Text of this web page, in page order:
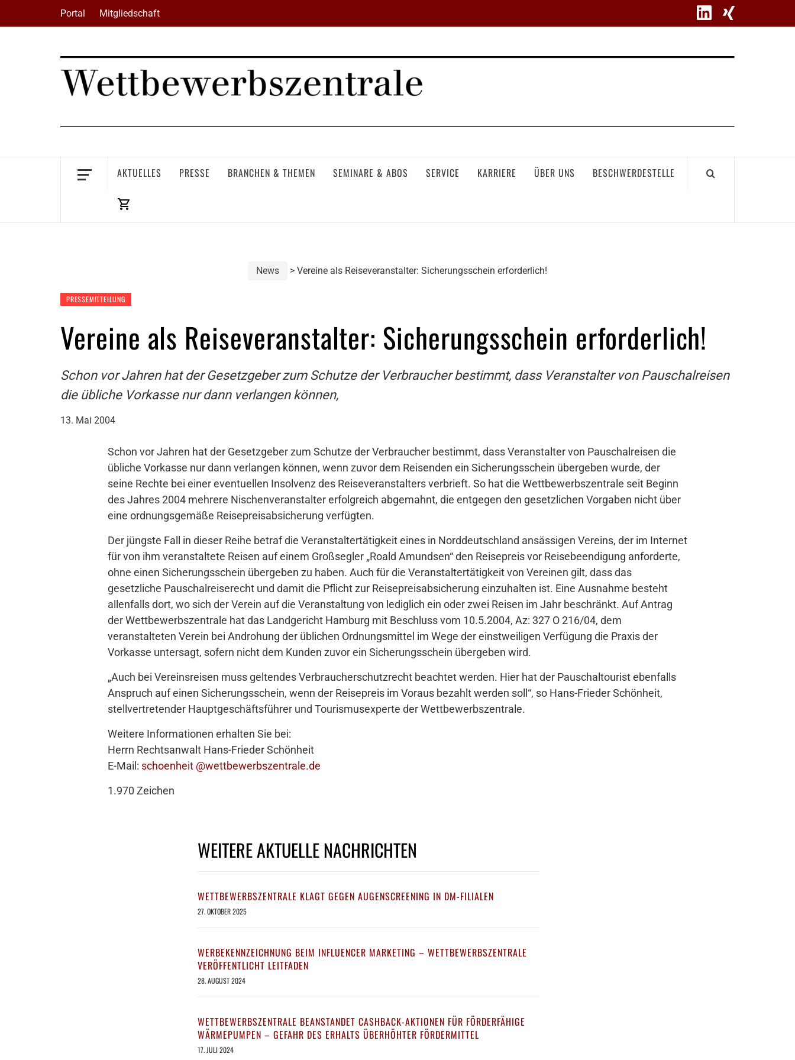
Portal Mitgliedschaft
AKTUELLES PRESSE BRANCHEN & THEMEN SEMINARE & ABOS SERVICE KARRIERE ÜBER UNS BESCHWERDESTELLE
News Vereine als Reiseveranstalter: Sicherungsschein erforderlich!
PRESSEMITTEILUNG
Vereine als Reiseveranstalter: Sicherungsschein erforderlich!
Schon vor Jahren hat der Gesetzgeber zum Schutze der Verbraucher bestimmt, dass Veranstalter von Pauschalreisen
die übliche Vorkasse nur dann verlangen können,
13. Mai 2004
Schon vor Jahren hat der Gesetzgeber zum Schutze der Verbraucher bestimmt, dass Veranstalter von Pauschalreisen die
übliche Vorkasse nur dann verlangen können, wenn zuvor dem Reisenden ein Sicherungsschein übergeben wurde, der
seine Rechte bei einer eventuellen Insolvenz des Reiseveranstalters verbrieft. So hat die Wettbewerbszentrale seit Beginn
des Jahres 2004 mehrere Nischenveranstalter erfolgreich abgemahnt, die entgegen den gesetzlichen Vorgaben nicht über
eine ordnungsgemäße Reisepreisabsicherung verfügten.
Der jüngste Fall in dieser Reihe betraf die Veranstaltertätigkeit eines in Norddeutschland ansässigen Vereins, der im Internet
für von ihm veranstaltete Reisen auf einem Großsegler „Roald Amundsen“ den Reisepreis vor Reisebeendigung anforderte,
ohne einen Sicherungsschein übergeben zu haben. Auch für die Veranstaltertätigkeit von Vereinen gilt, dass das
gesetzliche Pauschalreiserecht und damit die Pflicht zur Reisepreisabsicherung einzuhalten ist. Eine Ausnahme besteht
allenfalls dort, wo sich der Verein auf die Veranstaltung von lediglich ein oder zwei Reisen im Jahr beschränkt. Auf Antrag
der Wettbewerbszentrale hat das Landgericht Hamburg mit Beschluss vom 10.5.2004, Az: 327 O 216/04, dem
veranstalteten Verein bei Androhung der üblichen Ordnungsmittel im Wege der einstweiligen Verfügung die Praxis der
Vorkasse untersagt, sofern nicht dem Kunden zuvor ein Sicherungsschein übergeben wird.
„Auch bei Vereinsreisen muss geltendes Verbraucherschutzrecht beachtet werden. Hier hat der Pauschaltourist ebenfalls
Anspruch auf einen Sicherungsschein, wenn der Reisepreis im Voraus bezahlt werden soll“, so Hans-Frieder Schönheit,
stellvertretender Hauptgeschäftsführer und Tourismusexperte der Wettbewerbszentrale.
Weitere Informationen erhalten Sie bei:
Herrn Rechtsanwalt Hans-Frieder Schönheit
E-Mail: schoenheit @wettbewerbszentrale.de
1.970 Zeichen
WEITERE AKTUELLE NACHRICHTEN
WETTBEWERBSZENTRALE KLAGT GEGEN AUGENSCREENING IN DM-FILIALEN
27. OKTOBER 2025
WERBEKENNZEICHNUNG BEIM INFLUENCER MARKETING – WETTBEWERBSZENTRALE
VERÖFFENTLICHT LEITFADEN
28. AUGUST 2024
WETTBEWERBSZENTRALE BEANSTANDET CASHBACK-AKTIONEN FÜR FÖRDERFÄHIGE
WÄRMEPUMPEN – GEFAHR DES ERHALTS ÜBERHÖHTER FÖRDERMITTEL
17. JULI 2024